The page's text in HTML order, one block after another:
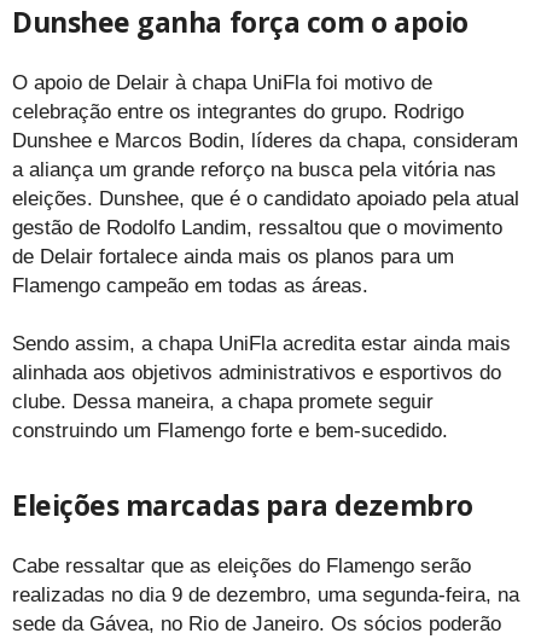
Dunshee ganha força com o apoio
O apoio de Delair à chapa UniFla foi motivo de
celebração entre os integrantes do grupo. Rodrigo
Dunshee e Marcos Bodin, líderes da chapa, consideram
a aliança um grande reforço na busca pela vitória nas
eleições. Dunshee, que é o candidato apoiado pela atual
gestão de Rodolfo Landim, ressaltou que o movimento
de Delair fortalece ainda mais os planos para um
Flamengo campeão em todas as áreas.
Sendo assim, a chapa UniFla acredita estar ainda mais
alinhada aos objetivos administrativos e esportivos do
clube. Dessa maneira, a chapa promete seguir
construindo um Flamengo forte e bem-sucedido.
Eleições marcadas para dezembro
Cabe ressaltar que as eleições do Flamengo serão
realizadas no dia 9 de dezembro, uma segunda-feira, na
sede da Gávea, no Rio de Janeiro. Os sócios poderão